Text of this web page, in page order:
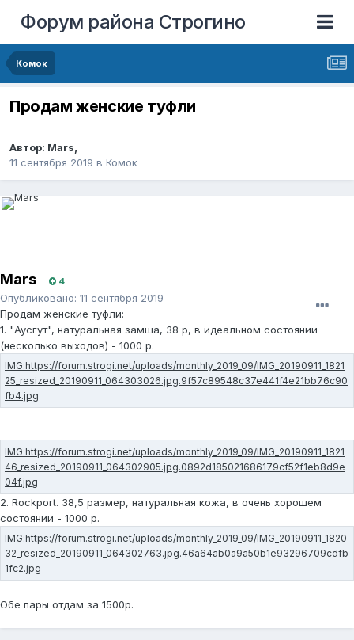
Форум района Строгино
Комок
Продам женские туфли
Автор: Mars,
11 сентября 2019 в Комок
Mars 4
Опубликовано: 11 сентября 2019
Продам женские туфли:
1. "Аусгут", натуральная замша, 38 р, в идеальном состоянии
(несколько выходов) - 1000 р.
2. Rockport. 38,5 размер, натуральная кожа, в очень хорошем
состоянии - 1000 р.
Обе пары отдам за 1500р.